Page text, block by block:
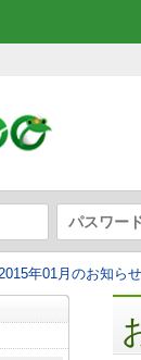
年01月のお知ら